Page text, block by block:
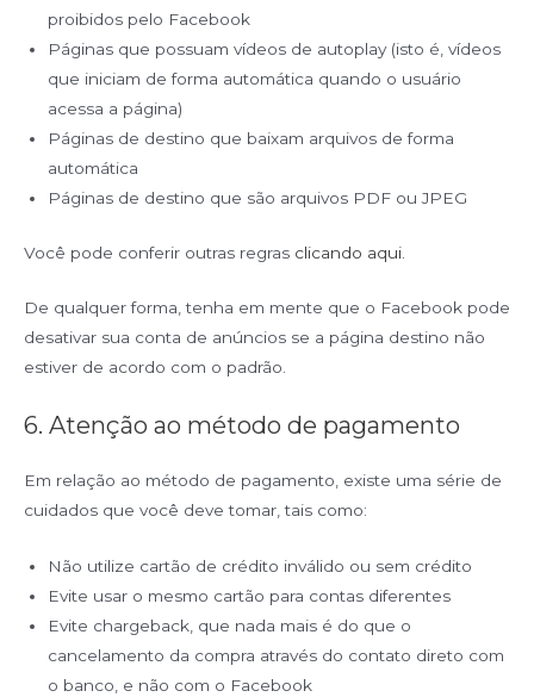
proibidos pelo Facebook
Páginas que possuam vídeos de autoplay (isto é, vídeos
que iniciam de forma automática quando o usuário
acessa a página)
Páginas de destino que baixam arquivos de forma
automática
Páginas de destino que são arquivos PDF ou JPEG
Você pode conferir outras regras clicando aqui
De qualquer forma, tenha em mente que o Facebook pode
desativar sua conta de anúncios se a página destino não
estiver de acordo com o padrão.
6. Atenção ao método de pagamento
Em relação ao método de pagamento, existe uma série de
cuidados que você deve tomar, tais como:
Não utilize cartão de crédito inválido ou sem crédito
Evite usar o mesmo cartão para contas diferentes
Evite chargeback, que nada mais é do que o
cancelamento da compra através do contato direto com
o banco, e não com o Facebook